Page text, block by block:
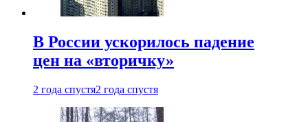
В России ускорилось падение
цен на «вторичку»
2 года спустя2 года спустя